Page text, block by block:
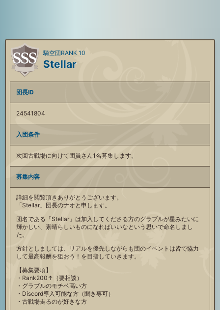
Stellar
騎空団RANK 10
団長ID
24541804
入団条件
次回古戦場に向けて団員さん1名募集します。
募集内容
詳細を閲覧頂きありがとうございます。
「Stellar」団長のナオと申します。
団名である「Stellar」は加入してくださる方のグラブルが星みたいに
輝かしい、素晴らしいものになればいいなという思いで命名しまし
た。
方針としましては、リアルを優先しながらも団のイベントは皆で協力
して最高報酬を狙おう！を目指していきます。
【募集要項】
・Rank200↑（要相談）
・グラブルのモチベ高い方
・Discord導入可能な方（聞き専可）
・古戦場走るのが好きな方